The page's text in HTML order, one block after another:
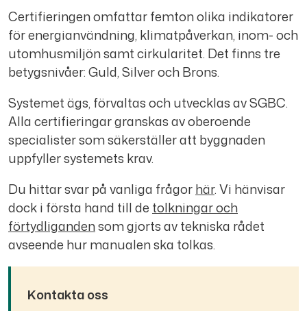
y
g
g
n
a
d
Certifieringen omfattar femton olika indikatorer
för energianvändning, klimatpåverkan, inom- och
utomhusmiljön samt cirkularitet. Det finns tre
betygsnivåer: Guld, Silver och Brons.
Systemet ägs, förvaltas och utvecklas av SGBC.
Alla certifieringar granskas av oberoende
specialister som säkerställer att byggnaden
uppfyller systemets krav.
Du hittar svar på vanliga frågorhär. Vi hänvisar
dock i första hand till de tolkningar och
förtydligandensom gjorts av tekniska rådet
avseende hur manualen ska tolkas.
Kontakta oss